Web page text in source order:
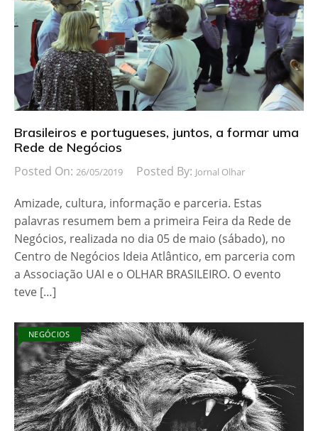
Brasileiros e portugueses, juntos, a formar uma
Rede de Negócios
Posted On: 26/05/2019 Posted By: Jornal Olhar
Amizade, cultura, informação e parceria. Estas
palavras resumem bem a primeira Feira da Rede de
Negócios, realizada no dia 05 de maio (sábado), no
Centro de Negócios Ideia Atlântico, em parceria com
a Associação UAI e o OLHAR BRASILEIRO. O evento
teve […]
NEGÓCIOS